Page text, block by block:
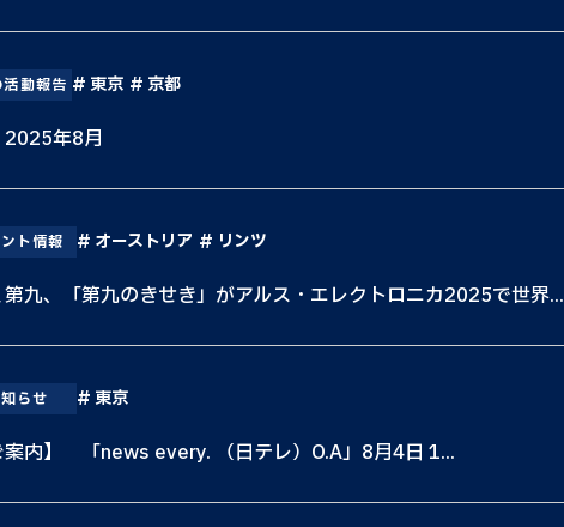
動報告 東京 京都
2025年8月
ト情報 オーストリア リンツ
第九、「第九のきせき」がアルス・エレクトロニカ2025で世界...
らせ 東京
案内】 「news every. （日テレ）O.A」8月4日 1...